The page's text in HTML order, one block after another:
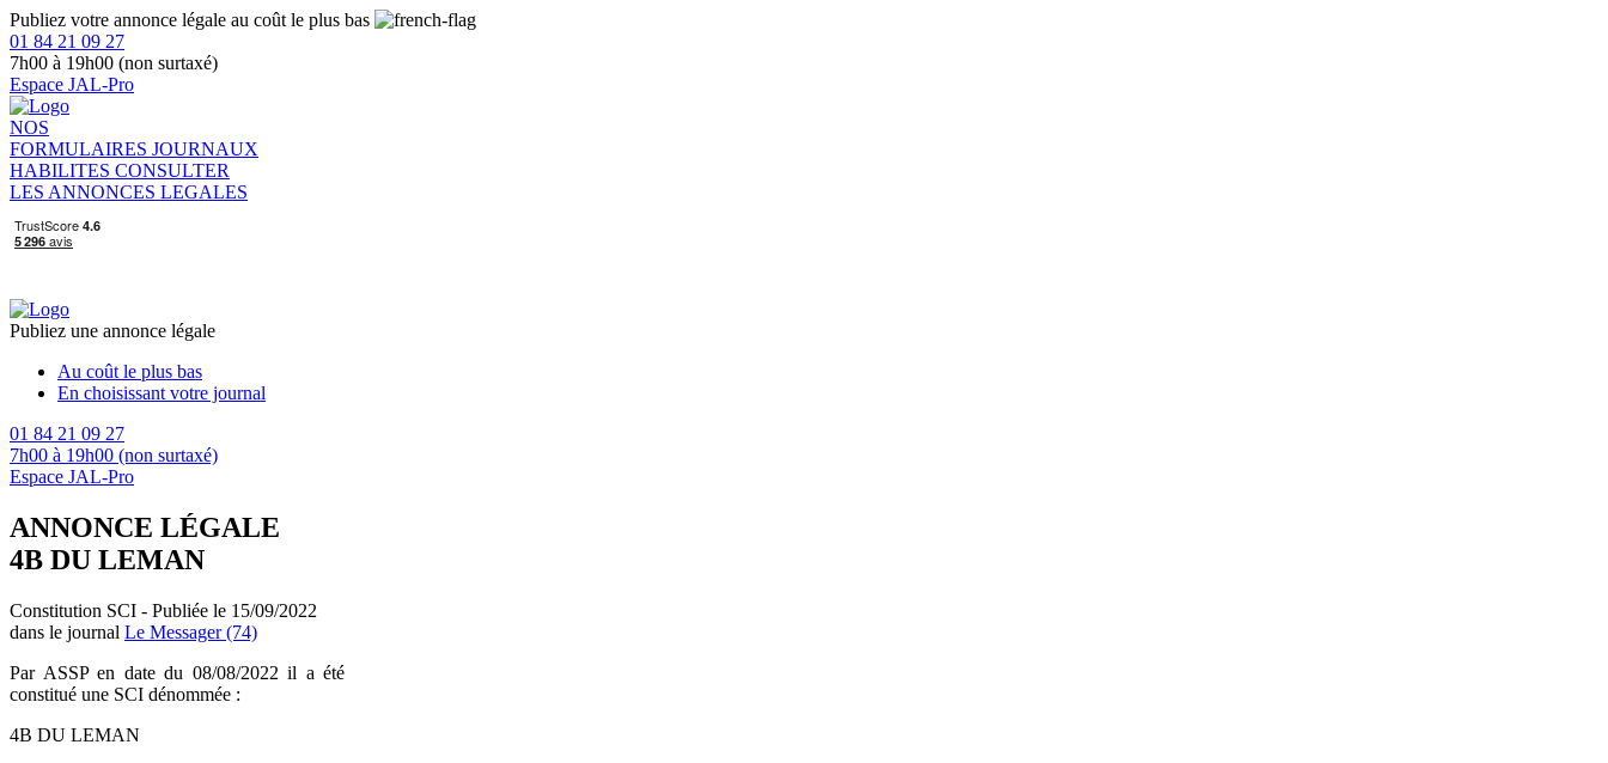
Publiez votre annonce légale au coût le plus bas
01 84 21 09 27
7h00 à 19h00 (non surtaxé)
Espace JAL-Pro
NOS
FORMULAIRES JOURNAUX
HABILITES CONSULTER
LES ANNONCES LEGALES
Publiez une annonce légale
Au coût le plus bas
En choisissant votre journal
01 84 21 09 27
7h00 à 19h00 (non surtaxé)
Espace JAL-Pro
ANNONCE LÉGALE
4B DU LEMAN
Constitution SCI - Publiée le 15/09/2022
dans le journal Le Messager (74)
Par ASSP en date du 08/08/2022 il a été
constitué une SCI dénommée :
4B DU LEMAN